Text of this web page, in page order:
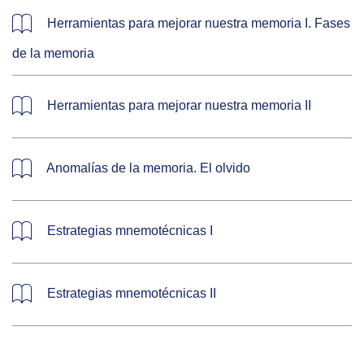
Herramientas para mejorar nuestra memoria I. Fases
de la memoria
Herramientas para mejorar nuestra memoria II
Anomalías de la memoria. El olvido
Estrategias mnemotécnicas I
Estrategias mnemotécnicas II